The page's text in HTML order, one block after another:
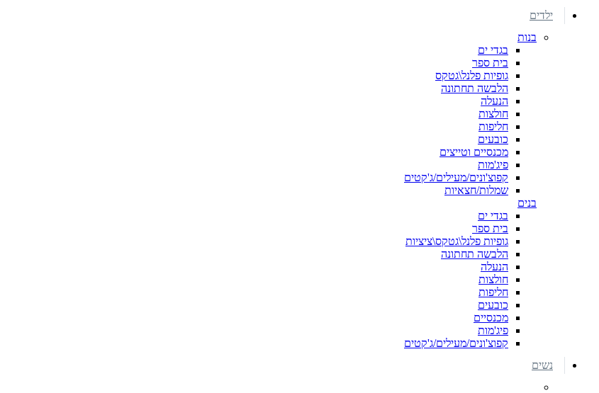
ילדים
בנות
בגדי ים
בית ספר
גופיות פלנל\גטקס
הלבשה תחתונה
הנעלה
חולצות
חליפות
כובעים
מכנסיים וטייצים
פיג'מות
קפוצ'ונים/מעילים/ג'קטים
שמלות/חצאיות
בנים
בגדי ים
בית ספר
גופיות פלנל\גטקס\ציציות
הלבשה תחתונה
הנעלה
חולצות
חליפות
כובעים
מכנסיים
פיג'מות
קפוצ'ונים/מעילים/ג'קטים
נשים